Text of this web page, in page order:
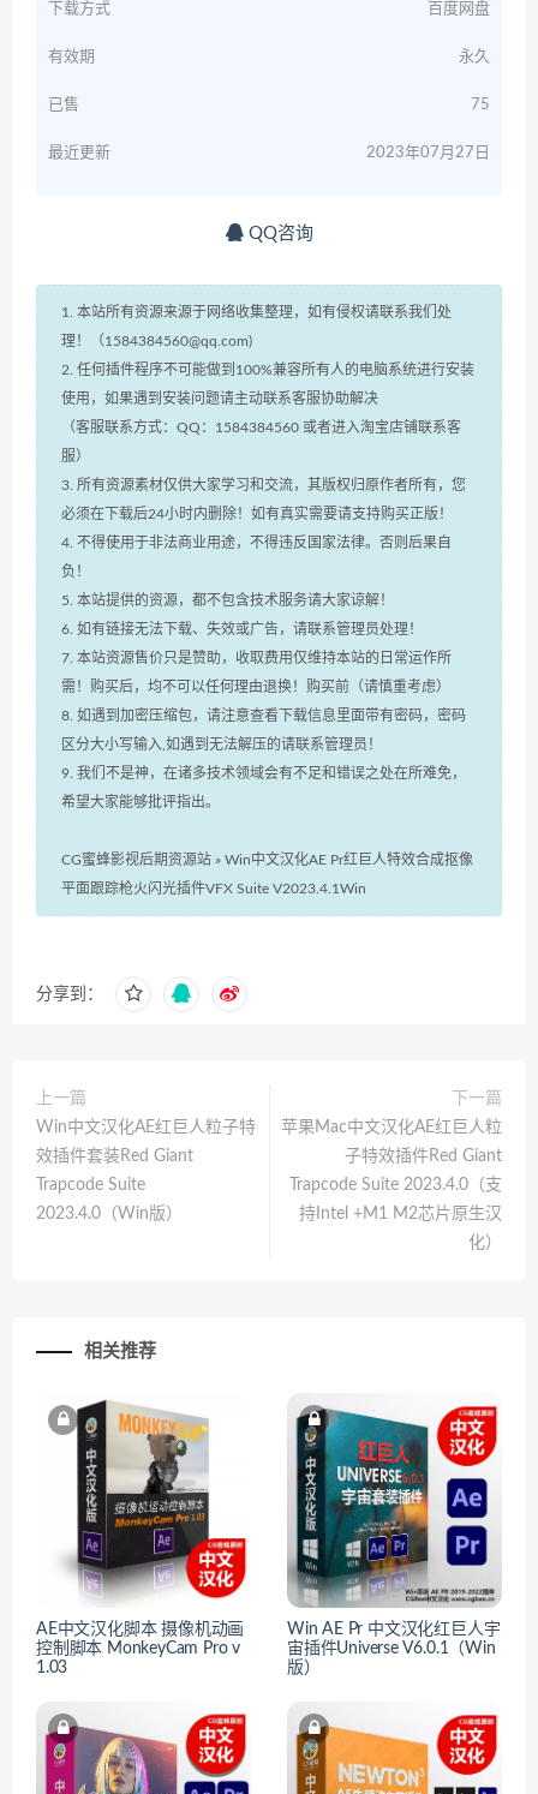
下载方式 百度网盘
有效期 永久
已售 75
最近更新 2023年07月27日
QQ咨询
1. 本站所有资源来源于网络收集整理，如有侵权请联系我们处
理！（1584384560@qq.com)
2. 任何插件程序不可能做到100%兼容所有人的电脑系统进行安装
使用，如果遇到安装问题请主动联系客服协助解决
（客服联系方式：QQ：1584384560 或者进入淘宝店铺联系客
服）
3. 所有资源素材仅供大家学习和交流，其版权归原作者所有，您
必须在下载后24小时内删除！如有真实需要请支持购买正版！
4. 不得使用于非法商业用途，不得违反国家法律。否则后果自
负！
5. 本站提供的资源，都不包含技术服务请大家谅解！
6. 如有链接无法下载、失效或广告，请联系管理员处理！
7. 本站资源售价只是赞助，收取费用仅维持本站的日常运作所
需！购买后，均不可以任何理由退换！购买前（请慎重考虑）
8. 如遇到加密压缩包，请注意查看下载信息里面带有密码，密码
区分大小写输入,如遇到无法解压的请联系管理员！
9. 我们不是神，在诸多技术领域会有不足和错误之处在所难免，
希望大家能够批评指出。
CG蜜蜂影视后期资源站 » Win中文汉化AE Pr红巨人特效合成抠像
平面跟踪枪火闪光插件VFX Suite V2023.4.1Win
分享到：
上一篇
Win中文汉化AE红巨人粒子特
效插件套装Red Giant
Trapcode Suite
2023.4.0（Win版）
下一篇
苹果Mac中文汉化AE红巨人粒
子特效插件Red Giant
Trapcode Suite 2023.4.0（支
持Intel +M1 M2芯片原生汉
化）
相关推荐
AE中文汉化脚本 摄像机动画
控制脚本 MonkeyCam Pro v
1.03
Win AE Pr 中文汉化红巨人宇
宙插件Universe V6.0.1（Win
版）